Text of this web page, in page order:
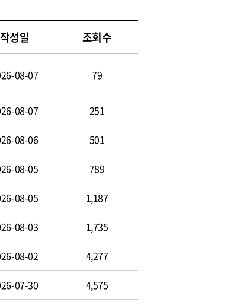
작성일 조회수
08-07 79
08-07 251
08-06 501
08-05 789
08-05 1,187
08-03 1,735
08-02 4,277
07-30 4,575